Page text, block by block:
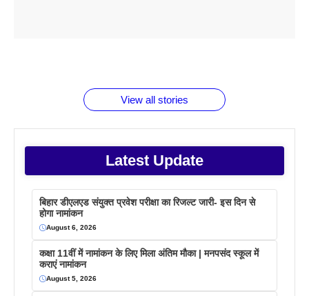
View all stories
Latest Update
बिहार डीएलएड संयुक्त प्रवेश परीक्षा का रिजल्ट जारी- इस दिन से
होगा नामांकन
August 6, 2026
कक्षा 11वीं में नामांकन के लिए मिला अंतिम मौका | मनपसंद स्कूल में
कराएं नामांकन
August 5, 2026